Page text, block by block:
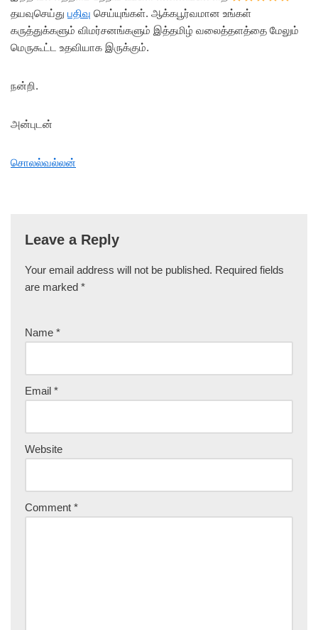
தயவுசெய்து பதிவு செய்யுங்கள். ஆக்கபூர்வமான உங்கள்
கருத்துக்களும் விமர்சனங்களும் இத்தமிழ் வலைத்தளத்தை மேலும்
மெருகூட்ட உதவியாக இருக்கும்.
நன்றி.
அன்புடன்
சொலல்வல்லன்
Leave a Reply
Your email address will not be published. Required fields
are marked *
Name *
Email *
Website
Comment *